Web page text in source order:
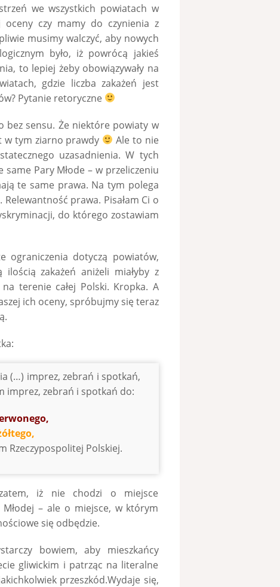
we wszystkich powiatach w
oceny czy mamy do czynienia z
musimy walczyć, aby nowych
było, iż powrócą jakieś
to lepiej żeby obowiązywały na
gdzie liczba zakażeń jest
Pytanie retoryczne
bez sensu. Że niektóre powiaty w
w tym ziarno prawdy
Ale to nie
uzasadnienia. W tych
Pary Młode – w przeliczeniu
te same prawa. Na tym polega
prawa. Pisałam Ci o
do którego zostawiam
ograniczenia dotyczą powiatów,
zakażeń aniżeli miałyby z
terenie całej Polski. Kropka. A
ich oceny, spróbujmy się teraz
(…) imprez, zebrań i spotkań,
imprez, zebrań i spotkań do:
Rzeczypospolitej Polskiej.
iż nie chodzi o miejsce
– ale o miejsce, w którym
się odbędzie.
bowiem, aby mieszkańcy
gliwickim i patrząc na literalne
przeszkód.Wydaje się,